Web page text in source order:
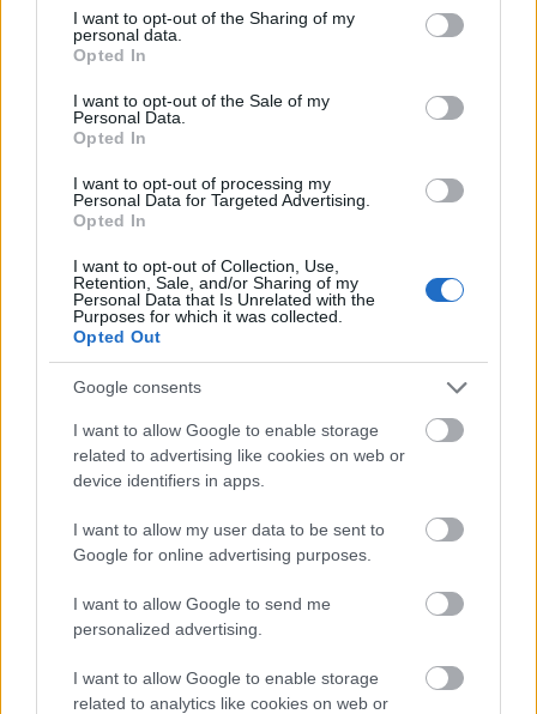
not limited to your visit or usage behaviour. You may click to
grant or deny consent to Google and its third-party tags to
use your data for below specified purposes in below Google
consent section.
I want to opt-out of the Sharing of my
personal data.
Opted In
I want to opt-out of the Sale of my
Personal Data.
Opted In
I want to opt-out of processing my
Personal Data for Targeted Advertising.
Opted In
I want to opt-out of Collection, Use,
Retention, Sale, and/or Sharing of my
Personal Data that Is Unrelated with the
Purposes for which it was collected.
Opted Out
Google consents
I want to allow Google to enable storage
related to advertising like cookies on web or
device identifiers in apps.
I want to allow my user data to be sent to
Google for online advertising purposes.
I want to allow Google to send me
personalized advertising.
I want to allow Google to enable storage
related to analytics like cookies on web or
szülinapi parti! Ott a helyed!
Megosztás
Küldés
Messengeren